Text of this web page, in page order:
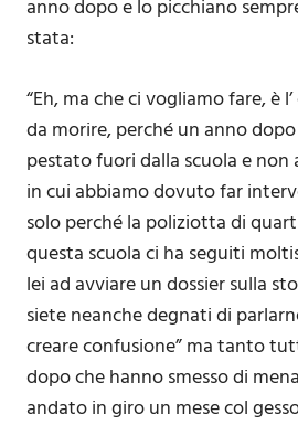
anno dopo e lo picchiano
stata:
“Eh, ma che ci vogliamo fare, è
da morire, perché un anno
pestato fuori dalla scuola e
in cui abbiamo dovuto far
solo perché la poliziotta di
questa scuola ci ha seguiti
lei ad avviare un dossier sulla
siete neanche degnati di
creare confusione” ma tanto
dopo che hanno smesso di
andato in giro un mese col